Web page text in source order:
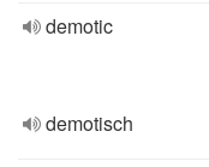
demotic
demotisch